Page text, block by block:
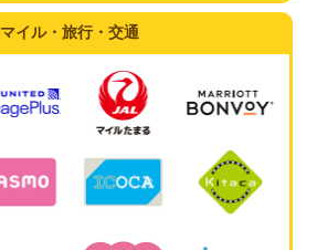
マイル・旅行・交通